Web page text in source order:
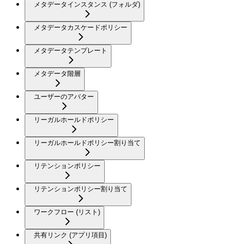
メタデータインスタンス (フォルダ)
メタデータカスケードポリシー
メタデータテンプレート
メタデータ階層
ユーザーのアバター
リーガルホールドポリシー
リーガルホールドポリシー割り当て
リテンションポリシー
リテンションポリシー割り当て
ワークフロー (リスト)
共有リンク (アプリ項目)